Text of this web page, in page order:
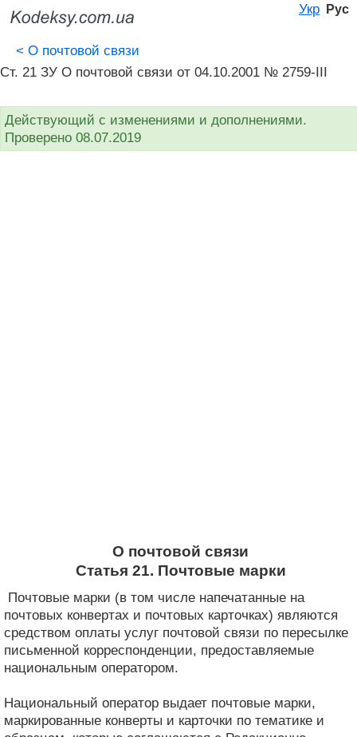
Укр Рус
< О почтовой связи
Ст. 21 ЗУ О почтовой связи от 04.10.2001 № 2759-III
Действующий с изменениями и дополнениями.
Проверено 08.07.2019
О почтовой связи
Статья 21. Почтовые марки
Почтовые марки (в том числе напечатанные на
почтовых конвертах и почтовых карточках) являются
средством оплаты услуг почтовой связи по пересылке
письменной корреспонденции, предоставляемые
национальным оператором.
Национальный оператор выдает почтовые марки,
маркированные конверты и карточки по тематике и